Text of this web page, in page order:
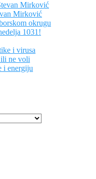
Mirković
Mirković
okrugu
1031!
i virusa
ne voli
i energiju